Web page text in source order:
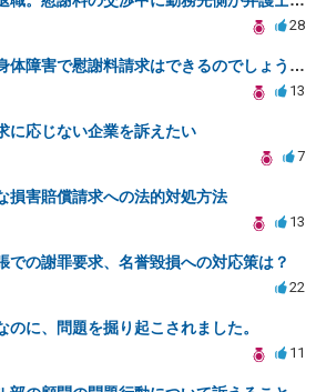
28
労災事故による身体障害で慰謝料請求はできるのでしょうか？
13
に応じない企業を訴えたい
7
損害賠償請求への法的対処方法
13
での謝罪要求、名誉毀損への対応策は？
22
のに、問題を掘り起こされました。
11